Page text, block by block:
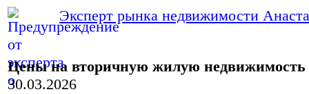
Эксперт рынка недвижимости
Цены на вторичную жилую недвижимость
30.03.2026